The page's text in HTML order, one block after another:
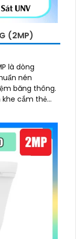
(2MP)
là dòng
nén
băng thông.
khe cắm thẻ
phù hợp cho